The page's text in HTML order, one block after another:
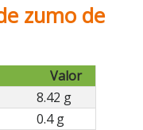
zumo de
Valor
8.42 g
0.4 g